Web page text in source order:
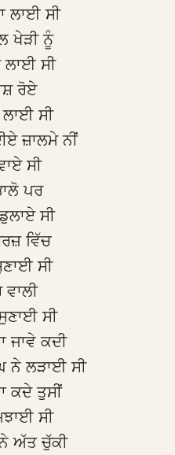
ਲਾਈ ਸੀ
ਖੇੜੀ ਨੂੰ
ਲਾਈ ਸੀ
ਰੋਏ
ਸੀ
ਜ਼ਾਲਮੇ ਨੀਂ
ਸੀ
ਪਰ
ਸੀ
ਵਿੱਚ
ਸੀ
ਸੀ
ਜਾਵੇ ਕਦੀ
ਨੇ ਲੜਾਈ ਸੀ
ਕਦੇ ਤੁਸੀਂ
ਸੀ
ਨੇ ਅੱਤ ਚੁੱਕੀ